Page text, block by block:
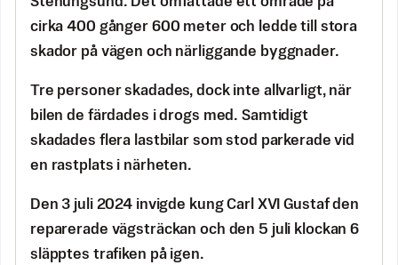
cirka 400 gånger 600 meter och ledde till stora
skador på vägen och närliggande byggnader.
Tre personer skadades, dock inte allvarligt, när
bilen de färdades i drogs med. Samtidigt
skadades flera lastbilar som stod parkerade vid
en rastplats i närheten.
Den 3 juli 2024 invigde kung Carl XVI Gustaf den
reparerade vägsträckan och den 5 juli klockan 6
släpptes trafiken på igen.